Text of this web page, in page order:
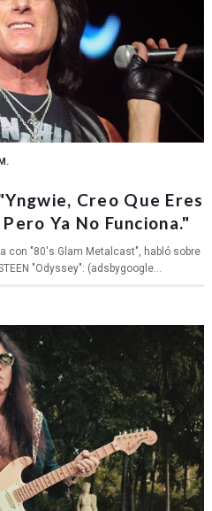
Creo Que Eres
Ya No Funciona."
con "80's Glam Metalcast", habló sobre
"Odyssey": (adsbygoogle...